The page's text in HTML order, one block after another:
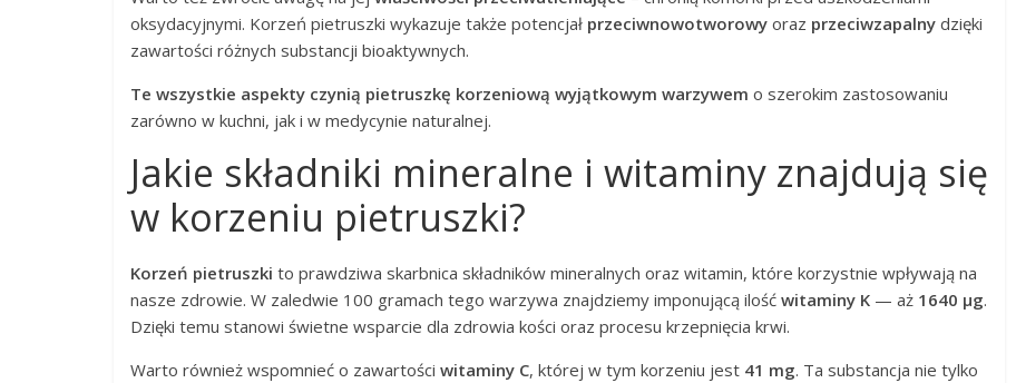
oksydacyjnymi. Korzeń pietruszki wykazuje także potencjał przeciwnowotworowy oraz przeciwzapalny dzięki
zawartości różnych substancji bioaktywnych.
Te wszystkie aspekty czynią pietruszkę korzeniową wyjątkowym warzywem o szerokim zastosowaniu
zarówno w kuchni, jak i w medycynie naturalnej.
Jakie składniki mineralne i witaminy znajdują się
w korzeniu pietruszki?
Korzeń pietruszki to prawdziwa skarbnica składników mineralnych oraz witamin, które korzystnie wpływają na
nasze zdrowie. W zaledwie 100 gramach tego warzywa znajdziemy imponującą ilość witaminy K — aż 1640 µg.
Dzięki temu stanowi świetne wsparcie dla zdrowia kości oraz procesu krzepnięcia krwi.
Warto również wspomnieć o zawartości witaminy C, której w tym korzeniu jest 41 mg. Ta substancja nie tylko